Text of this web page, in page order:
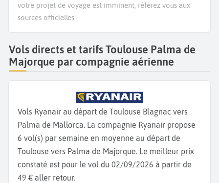
votre projet de voyage est imminent, référez vous aux
sources officielles.
Vols directs et tarifs Toulouse Palma de
Majorque par compagnie aérienne
Vols Ryanair au départ de Toulouse Blagnac vers
Palma de Mallorca. La compagnie Ryanair propose
6 vol(s) par semaine en moyenne au départ de
Toulouse vers Palma de Majorque. Le meilleur prix
constaté est pour le vol du 02/09/2026 à partir de
49 € aller retour.